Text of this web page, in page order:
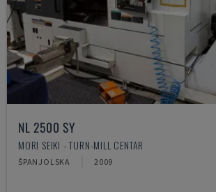
NL 2500 SY
MORI SEIKI - TURN-MILL CENTAR
ŠPANJOLSKA 2009